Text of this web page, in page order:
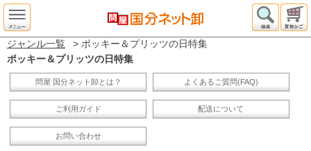
ジャンル一覧
> ポッキー＆プリッツの日特集
ポッキー＆プリッツの日特集
問屋 国分ネット卸とは？ よくあるご質問(FAQ)
ご利用ガイド 配送について
お問い合わせ